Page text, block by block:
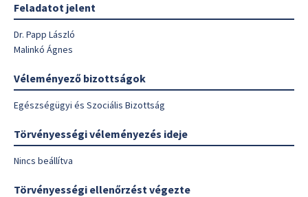
Feladatot jelent
Dr. Papp László
Malinkó Ágnes
Véleményező bizottságok
Egészségügyi és Szociális Bizottság
Törvényességi véleményezés ideje
Nincs beállítva
Törvényességi ellenőrzést végezte